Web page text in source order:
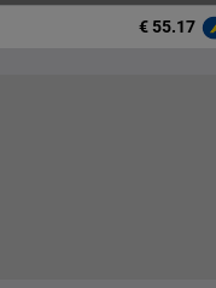
€ 55.17